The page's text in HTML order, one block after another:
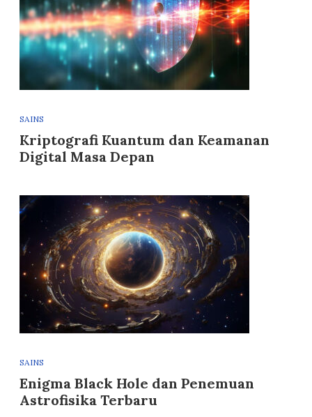
SAINS
Kriptografi Kuantum dan Keamanan
Digital Masa Depan
SAINS
Enigma Black Hole dan Penemuan
Astrofisika Terbaru